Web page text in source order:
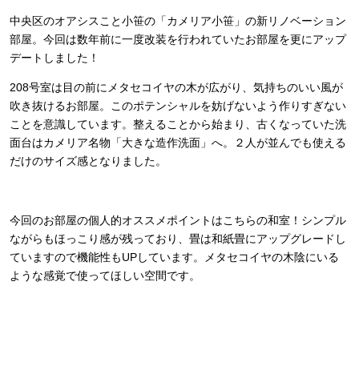
中央区のオアシスこと小笹の「カメリア小笹」の新リノベーション
部屋。今回は数年前に一度改装を行われていたお部屋を更にアップ
デートしました！
208号室は目の前にメタセコイヤの木が広がり、気持ちのいい風が
吹き抜けるお部屋。このポテンシャルを妨げないよう作りすぎない
ことを意識しています。整えることから始まり、古くなっていた洗
面台はカメリア名物「大きな造作洗面」へ。２人が並んでも使える
だけのサイズ感となりました。
今回のお部屋の個人的オススメポイントはこちらの和室！シンプル
ながらもほっこり感が残っており、畳は和紙畳にアップグレードし
ていますので機能性もUPしています。メタセコイヤの木陰にいる
ような感覚で使ってほしい空間です。